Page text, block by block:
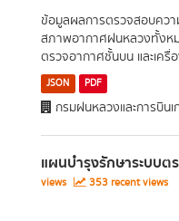
ข้อมูลผลการตรวจสอบคว
สภาพอากาศฝนหลวงทั้งห
ตรวจอากาศชั้นบน และเค
JSON PDF
กรมฝนหลวงและการบิน
แผนบำรุงรักษาระบบ
views
353 recent views